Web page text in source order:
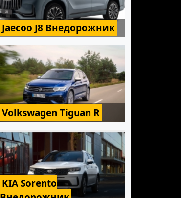
Jaecoo J8 Внедорожник
Volkswagen Tiguan R
KIA Sorento